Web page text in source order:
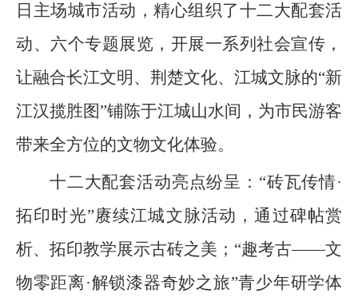
日主场城市活动，精心组织了十二大配套活
动、六个专题展览，开展一系列社会宣传，
让融合长江文明、荆楚文化、江城文脉的“新
江汉揽胜图”铺陈于江城山水间，为市民游客
带来全方位的文物文化体验。
十二大配套活动亮点纷呈：“砖瓦传情·
拓印时光”赓续江城文脉活动，通过碑帖赏
析、拓印教学展示古砖之美；“趣考古——文
物零距离·解锁漆器奇妙之旅”青少年研学体